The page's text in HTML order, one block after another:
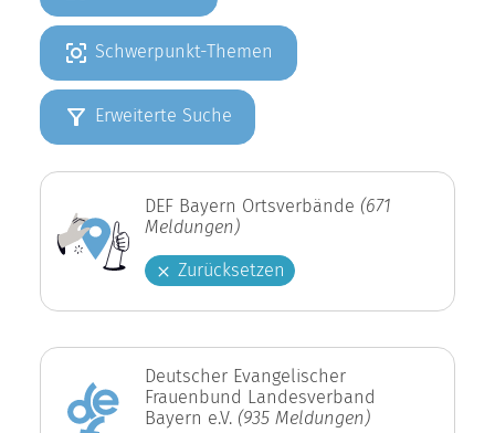
Schwerpunkt-Themen
Erweiterte Suche
DEF Bayern Ortsverbände (671
Meldungen)
Zurücksetzen
Deutscher Evangelischer
Frauenbund Landesverband
Bayern e.V. (935 Meldungen)